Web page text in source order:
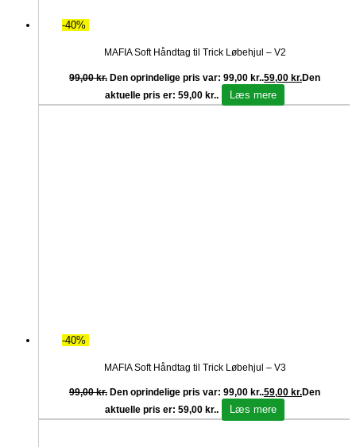
-40%
MAFIA Soft Håndtag til Trick Løbehjul – V2
99,00kr. Den oprindelige pris var: 99,00 kr..59,00 kr.Den
aktuelle pris er: 59,00 kr..
Læs mere
-40%
MAFIA Soft Håndtag til Trick Løbehjul – V3
99,00kr. Den oprindelige pris var: 99,00 kr..59,00 kr.Den
aktuelle pris er: 59,00 kr..
Læs mere